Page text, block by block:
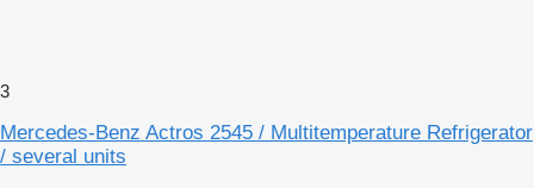
3
Mercedes-Benz Actros 2545 / Multitemperature Refrigerator
/ several units